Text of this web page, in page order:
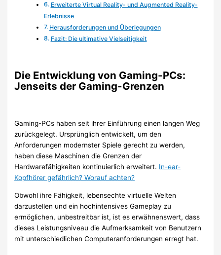
Erweiterte Virtual Reality- und Augmented Reality-
Erlebnisse
Herausforderungen und Überlegungen
Fazit: Die ultimative Vielseitigkeit
Die Entwicklung von Gaming-PCs:
Jenseits der Gaming-Grenzen
Gaming-PCs haben seit ihrer Einführung einen langen Weg
zurückgelegt. Ursprünglich entwickelt, um den
Anforderungen modernster Spiele gerecht zu werden,
haben diese Maschinen die Grenzen der
Hardwarefähigkeiten kontinuierlich erweitert. In-ear-
Kopfhörer gefährlich? Worauf achten?
Obwohl ihre Fähigkeit, lebensechte virtuelle Welten
darzustellen und ein hochintensives Gameplay zu
ermöglichen, unbestreitbar ist, ist es erwähnenswert, dass
dieses Leistungsniveau die Aufmerksamkeit von Benutzern
mit unterschiedlichen Computeranforderungen erregt hat.